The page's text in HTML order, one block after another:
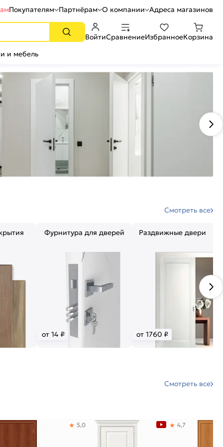
Покупателям Партнёрам О компании Адреса магазинов
ВойтиСравнениеИзбранноеКорзина
и мебель
Смотреть все
Фурнитура для дверей
от 14 ₽
Раздвижные двери
от 1760 ₽
Смотреть все
5,0 4,7